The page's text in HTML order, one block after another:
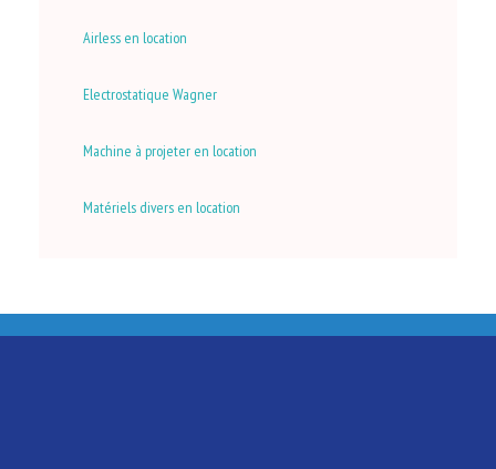
Airless en location
Electrostatique Wagner
Machine à projeter en location
Matériels divers en location